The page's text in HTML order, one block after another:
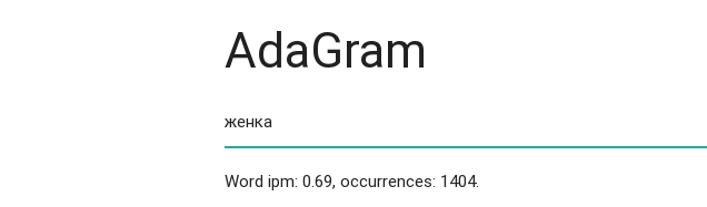
AdaGram
Word ipm: 0.69, occurrences: 1404.